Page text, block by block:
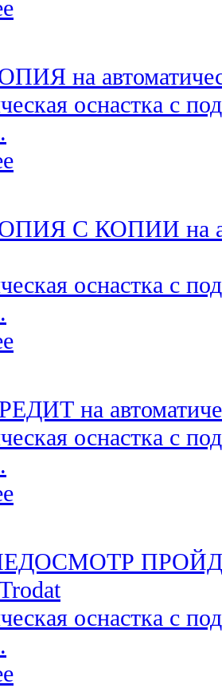
на
оснастка с
С КОПИИ на
оснастка с
на
оснастка с
ПРОЙДЕН
оснастка с